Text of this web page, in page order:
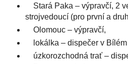
Stará Paka – výpravčí, 2
strojvedoucí (pro první a
Olomouc – výpravčí,
lokálka – dispečer v Bílém
úzkorozchodná trať –